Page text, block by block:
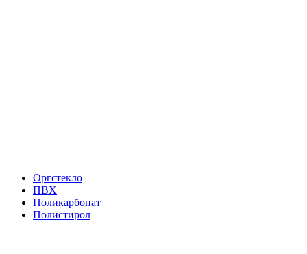
Оргстекло
ПВХ
Поликарбонат
Полистирол